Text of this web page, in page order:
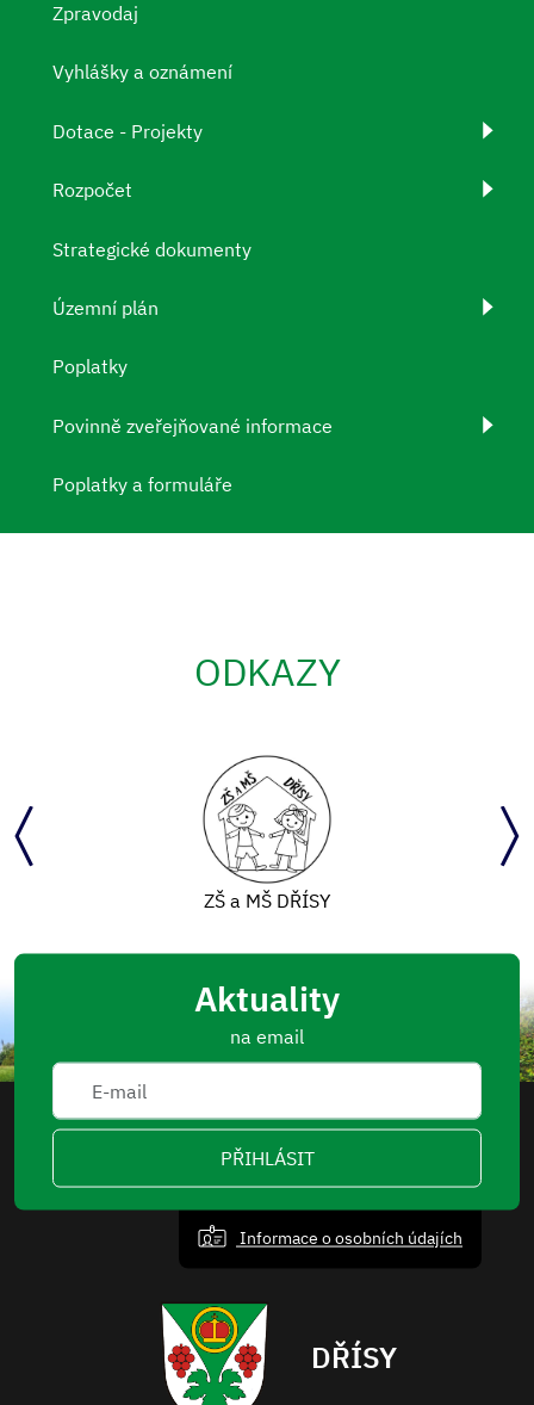
Zpravodaj
Vyhlášky a oznámení
Dotace - Projekty
Rozpočet
Strategické dokumenty
Územní plán
Poplatky
Povinně zveřejňované informace
Poplatky a formuláře
ODKAZY
ZŠ a MŠ DŘÍSY
Aktuality
na email
PŘIHLÁSIT
Informace o osobních údajích
DŘÍSY